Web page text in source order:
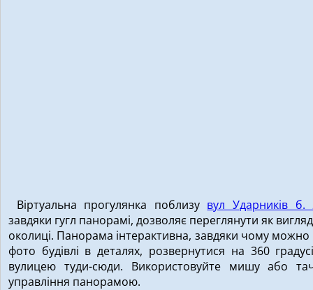
Віртуальна прогулянка поблизу вул Ударників б.
завдяки гугл панорамі, дозволяє переглянути як
околиці. Панорама інтерактивна, завдяки чому
фото будівлі в деталях, розвернутися на 360
вулицею туди-сюди. Використовуйте мишу або
управління панорамою.